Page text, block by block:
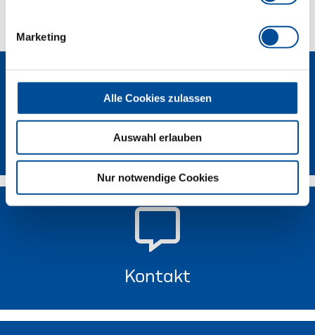
Marketing
Alle Cookies zulassen
Auswahl erlauben
Nur notwendige Cookies
Newsletter
Kontakt